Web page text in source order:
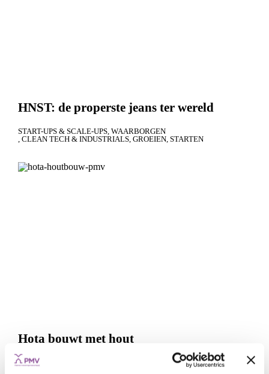
HNST: de properste jeans ter wereld
START-UPS & SCALE-UPS WAARBORGEN
CLEAN TECH & INDUSTRIALS GROEIEN STARTEN
Hota bouwt met hout
START-UPS & SCALE-UPS
WINWINLENING